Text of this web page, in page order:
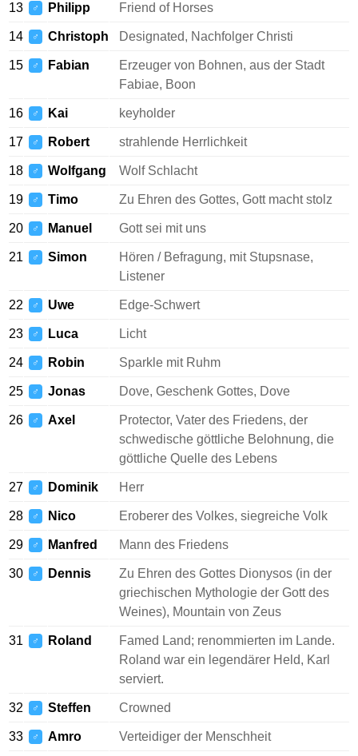
13 ♂ Philipp Friend of Horses
14 ♂ Christoph Designated, Nachfolger Christi
15 ♂ Fabian
Erzeuger von Bohnen, aus der Stadt
Fabiae, Boon
16 ♂ Kai keyholder
17 ♂ Robert strahlende Herrlichkeit
18 ♂ Wolfgang Wolf Schlacht
19 ♂ Timo Zu Ehren des Gottes, Gott macht stolz
20 ♂ Manuel Gott sei mit uns
21 ♂ Simon
Hören / Befragung, mit Stupsnase,
Listener
22 ♂ Uwe Edge-Schwert
23 ♂ Luca Licht
24 ♂ Robin Sparkle mit Ruhm
25 ♂ Jonas Dove, Geschenk Gottes, Dove
26 ♂ Axel
Protector, Vater des Friedens, der
schwedische göttliche Belohnung, die
göttliche Quelle des Lebens
27 ♂ Dominik Herr
28 ♂ Nico Eroberer des Volkes, siegreiche Volk
29 ♂ Manfred Mann des Friedens
30 ♂ Dennis
Zu Ehren des Gottes Dionysos (in der
griechischen Mythologie der Gott des
Weines), Mountain von Zeus
31 ♂ Roland
Famed Land; renommierten im Lande.
Roland war ein legendärer Held, Karl
serviert.
32 ♂ Steffen Crowned
33 ♂ Amro Verteidiger der Menschheit